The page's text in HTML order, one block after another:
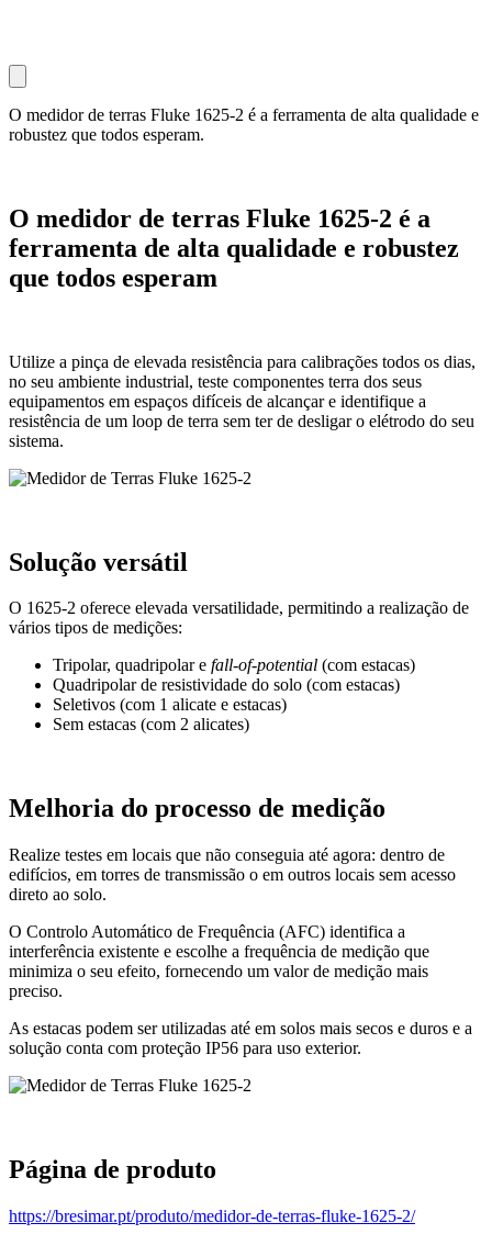
O medidor de terras Fluke 1625-2 é a ferramenta de alta qualidade e
robustez que todos esperam.
O medidor de terras Fluke 1625-2 é a
ferramenta de alta qualidade e robustez
que todos esperam
Utilize a pinça de elevada resistência para calibrações todos os dias,
no seu ambiente industrial, teste componentes terra dos seus
equipamentos em espaços difíceis de alcançar e identifique a
resistência de um loop de terra sem ter de desligar o elétrodo do seu
sistema.
Solução versátil
O 1625-2 oferece elevada versatilidade, permitindo a realização de
vários tipos de medições:
Tripolar, quadripolar e fall-of-potential (com estacas)
Quadripolar de resistividade do solo (com estacas)
Seletivos (com 1 alicate e estacas)
Sem estacas (com 2 alicates)
Melhoria do processo de medição
Realize testes em locais que não conseguia até agora: dentro de
edifícios, em torres de transmissão o em outros locais sem acesso
direto ao solo.
O Controlo Automático de Frequência (AFC) identifica a
interferência existente e escolhe a frequência de medição que
minimiza o seu efeito, fornecendo um valor de medição mais
preciso.
As estacas podem ser utilizadas até em solos mais secos e duros e a
solução conta com proteção IP56 para uso exterior.
Página de produto
https://bresimar.pt/produto/medidor-de-terras-fluke-1625-2/